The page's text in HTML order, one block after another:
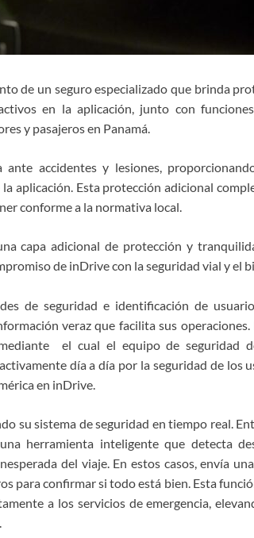
de un seguro especializado que brinda
en la aplicación, junto con
y pasajeros en Panamá.
ante accidentes y lesiones,
aplicación. Esta protección adicional
conforme a la normativa local.
capa adicional de protección y
de inDrive con la seguridad vial y el
de seguridad e identificación de
veraz que facilita sus operaciones.
el cual el equipo de seguridad
día a día por la seguridad de los
en inDrive.
su sistema de seguridad en tiempo real.
herramienta inteligente que detecta
del viaje. En estos casos, envía
para confirmar si todo está bien. Esta
a los servicios de emergencia,